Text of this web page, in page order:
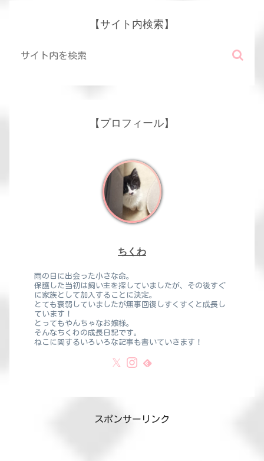
【サイト内検索】
【プロフィール】
ちくわ
雨の日に出会った小さな命。
保護した当初は飼い主を探していましたが、その後すぐ
に家族として加入することに決定。
とても衰弱していましたが無事回復しすくすくと成長し
ています！
とってもやんちゃなお嬢様。
そんなちくわの成長日記です。
ねこに関するいろいろな記事も書いていきます！
スポンサーリンク